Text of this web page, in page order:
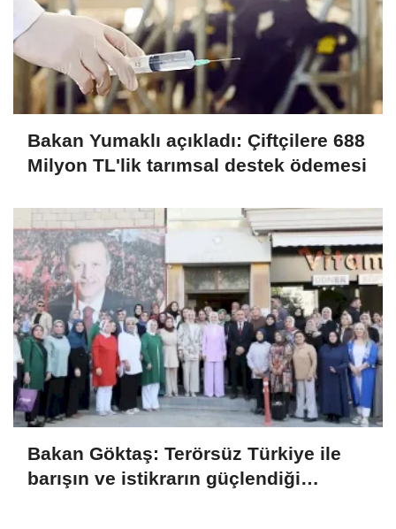
Bakan Yumaklı açıkladı: Çiftçilere 688
Milyon TL'lik tarımsal destek ödemesi
Bakan Göktaş: Terörsüz Türkiye ile
barışın ve istikrarın güçlendiği